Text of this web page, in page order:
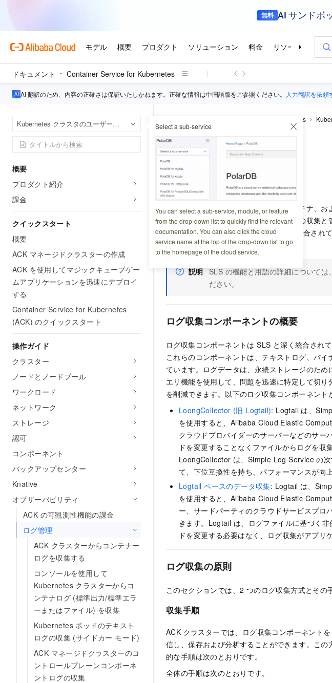
ドキュメント Container Service for Kubernetes
AI 翻訳のため、内容の正確さは保証いたしかねます。正確な情報は中国語版をご参照ください。 人力翻訳を依頼
Kubernetes クラスタのユーザーガイド Select a sub-service
You can select a sub-service, module, or feature
from the drop-down list to quickly find the relevant
documentation. You can also click the cloud
service name at the top of the drop-down list to go
to the homepage of the cloud service.
概要
プロダクト紹介
課金
クイックスタート
概要
ACK マネージドクラスターの作成
ACK を使用してマジックキューブゲー
ムアプリケーションを迅速にデプロイ
する
Container Service for Kubernetes
(ACK) のクイックスタート
操作ガイド
クラスター
ノードとノードプール
ワークロード
ネットワーク
ストレージ
認可
コンポーネント
バックアップセンター
Knative
オブザーバビリティ
ACK の可観測性機能の課金
ログ管理
ACK クラスターからコンテナー
ログを収集する
コンソールを使用して
Kubernetes クラスターからコ
ンテナログ (標準出力/標準エラ
ーまたはファイル) を収集
Kubernetes ポッドのテキスト
ログの収集 (サイドカー モード)
ACK マネージドクラスターのコ
ントロールプレーンコンポーネ
ントログの収集
Container Service for Kubernetes
ログ管理
ログ管理
更新日時
クラスター内のアプリケーション、コンテナ、
グデータを継続的に生成するため、ログの収集
(ACK) は Simple Log Service (SLS) と統合され
ます。
説明 SLS の機能と用語の詳細については
ださい。
ログ収集コンポーネントの概要
ログ収集コンポーネントは SLS と深く統合され
これらのコンポーネントは、テキストログ、バ
ています。ログデータは、永続ストレージのた
エリ機能を使用して、問題を迅速に特定して切
を削減できます。以下のログ収集コンポーネント
LoongCollector (旧 Logtail): Logtail は、
を使用すると、Alibaba Cloud Elastic
クラウドプロバイダーのサーバーなどのサ
ドを変更することなくファイルからログを収
LoongCollector は、Simple Log Service の
て、下位互換性を持ち、パフォーマンスが向
Logtail ベースのデータ収集: Logtail は、
を使用すると、Alibaba Cloud Elastic
ー、サードパーティのクラウドサービスプロ
きます。Logtail は、ログファイルに基づく
ドを変更する必要はなく、ログ収集がアプリ
ログ収集の原則
このセクションでは、2 つのログ収集方式とその
収集手順
ACK クラスターでは、ログ収集コンポーネント
信し、保存および分析することができます。こ
的な手順は次のとおりです。
全体の手順は次のとおりです。